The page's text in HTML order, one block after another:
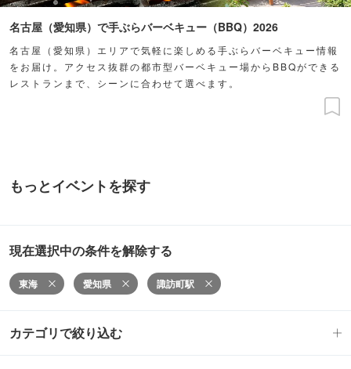
名古屋（愛知県）で手ぶらバーベキュー（BBQ）2026
名古屋（愛知県）エリアで気軽に楽しめる手ぶらバーベキュー情報
をお届け。アクセス抜群の都市型バーベキュー場からBBQができる
レストランまで、シーンに合わせて選べます。
もっとイベントを探す
現在選択中の条件を解除する
東海 愛知県 諏訪町駅
カテゴリで絞り込む